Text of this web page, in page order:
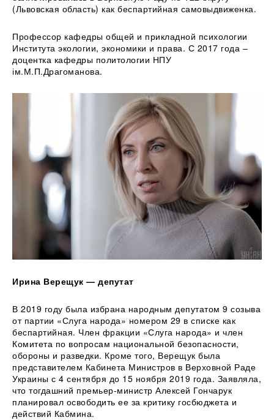
(Львовская область) как беспартийная самовыдвиженка.
Профессор кафедры общей и прикладной психологии
Института экологии, экономики и права. С 2017 года –
доцентка кафедры политологии НПУ
ім.М.П.Драгоманова.
Ирина Верещук — депутат
В 2019 году была избрана народным депутатом 9 созыва
от партии «Слуга народа» номером 29 в списке как
беспартийная. Член фракции «Слуга народа» и член
Комитета по вопросам национальной безопасности,
обороны и разведки. Кроме того, Верещук была
представителем Кабинета Министров в Верховной Раде
Украины с 4 сентября до 15 ноября 2019 года. Заявляла,
что тогдашний премьер-министр Алексей Гончарук
планировал освободить ее за критику госбюджета и
действий Кабмина.